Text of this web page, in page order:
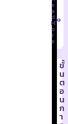
e
a
d
M
o
r
e
ขั้
น
ต
อ
น
ก
า